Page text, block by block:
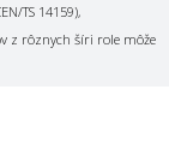
TS 14159),
z rôznych šíri role môže